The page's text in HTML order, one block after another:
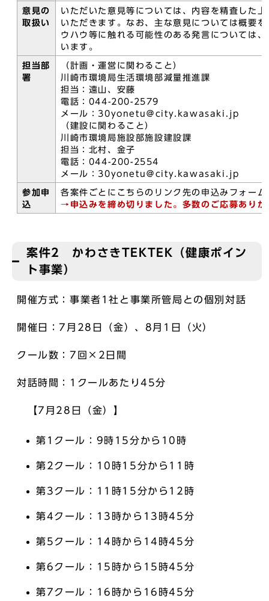
意見の
取扱い
いただいた意見等については、内容を精査した
いただきます。なお、主な意見については概要
ウハウ等に触れる可能性のある発言については
います。
担当部
署
（計画・運営に関わること）
川崎市環境局生活環境部減量推進課
担当：遠山、安藤
電話：044-200-2579
メール：30yonetu＠city.kawasaki.jp
（建設に関わること）
川崎市環境局施設部施設建設課
担当：北村、金子
電話：044-200-2554
メール：30yonetu＠city.kawasaki.jp
参加申
込
各案件ごとにこちらのリンク先の申込みフォー
→申込みを締め切りました。多数のご応募ありが
案件2 かわさきTEKTEK（健康ポイン
ト事業）
開催方式：事業者1社と事業所管局との個別対話
開催日：7月28日（金）、8月1日（火）
クール数：7回×2日間
対話時間：1クールあたり45分
【7月28日（金）】
第1クール：9時15分から10時
第2クール：10時15分から11時
第3クール：11時15分から12時
第4クール：13時から13時45分
第5クール：14時から14時45分
第6クール：15時から15時45分
第7クール：16時から16時45分